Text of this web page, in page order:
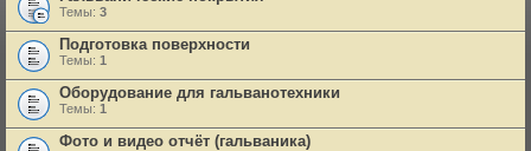
Темы: 3
Подготовка поверхности
Темы: 1
Оборудование для гальванотехники
Темы: 1
Фото и видео отчёт (гальваника)